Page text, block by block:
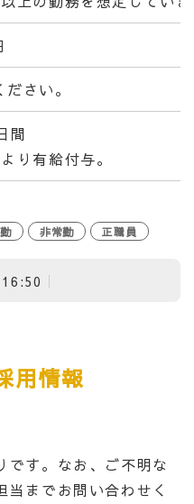
さい。
間
り有給付与。
非常勤 正職員
用情報
です。なお、ご不明な
当までお問い合わせく